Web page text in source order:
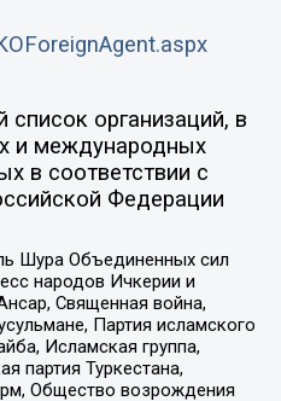
организаций, в
и международных
в соответствии с
Федерации
Шура Объединенных сил
народов Ичкерии и
Священная война,
Партия исламского
Исламская группа,
партия Туркестана,
Общество возрождения